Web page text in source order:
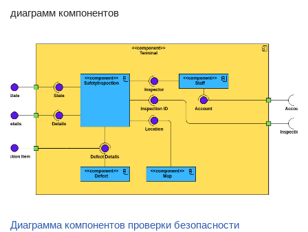
диаграмм компонентов
Диаграмма компонентов проверки безопасности